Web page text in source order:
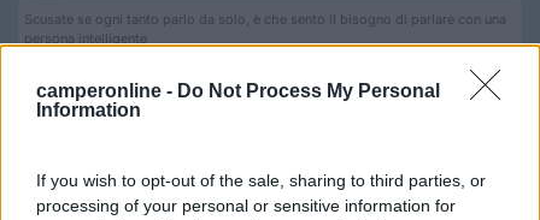
camperonline - Do Not Process My Personal
Information
If you wish to opt-out of the sale, sharing to third parties, or
processing of your personal or sensitive information for
Scusate se ogni tanto parlo da solo, è che sento il bisogno di parlare con una
persona intelligente
Frank Blue
1756
In risposta al messaggio didomizianodel28/07/2023alle13:03:00